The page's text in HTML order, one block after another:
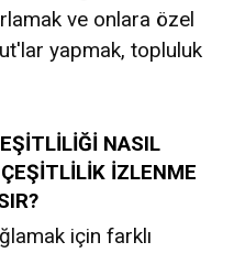
ve onlara özel
yapmak, topluluk
NASIL
İZLENME
için farklı